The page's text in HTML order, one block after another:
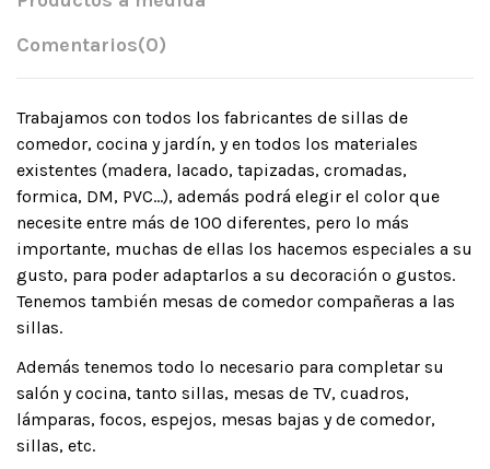
Comentarios(0)
Trabajamos con todos los fabricantes de sillas de
comedor, cocina y jardín, y en todos los materiales
existentes (madera, lacado, tapizadas, cromadas,
formica, DM, PVC…), además podrá elegir el color que
necesite entre más de 100 diferentes, pero lo más
importante, muchas de ellas los hacemos especiales a su
gusto, para poder adaptarlos a su decoración o gustos.
Tenemos también mesas de comedor compañeras a las
sillas.
Además tenemos todo lo necesario para completar su
salón y cocina, tanto sillas, mesas de TV, cuadros,
lámparas, focos, espejos, mesas bajas y de comedor,
sillas, etc.